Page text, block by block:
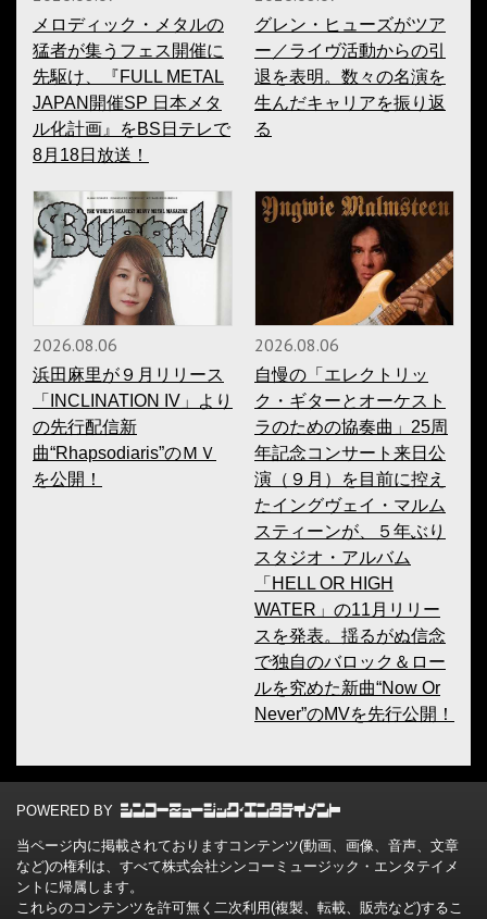
メロディック・メタルの
猛者が集うフェス開催に
先駆け、『FULL METAL
JAPAN開催SP 日本メタ
ル化計画』をBS日テレで
8月18日放送！
グレン・ヒューズがツア
ー／ライヴ活動からの引
退を表明。数々の名演を
生んだキャリアを振り返
る
2026.08.06
浜田麻里が９月リリース
「INCLINATION IV」より
の先行配信新
曲“Rhapsodiaris”のＭＶ
を公開！
2026.08.06
自慢の「エレクトリッ
ク・ギターとオーケスト
ラのための協奏曲」25周
年記念コンサート来日公
演（９月）を目前に控え
たイングヴェイ・マルム
スティーンが、５年ぶり
スタジオ・アルバム
「HELL OR HIGH
WATER」の11月リリー
スを発表。揺るがぬ信念
で独自のバロック＆ロー
ルを究めた新曲“Now Or
Never”のMVを先行公開！
POWERED BY
当ページ内に掲載されておりますコンテンツ(動画、画像、音声、文章
など)の権利は、すべて株式会社シンコーミュージック・エンタテイメ
ントに帰属します。
これらのコンテンツを許可無く二次利用(複製、転載、販売など)するこ